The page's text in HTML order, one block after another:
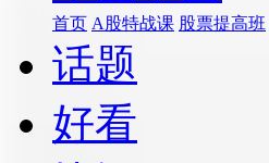
首页 A股特战课 股票提高班
话题
好看